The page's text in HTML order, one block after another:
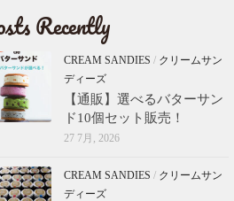
Recently
CREAM SANDIES / クリームサン
ディーズ
【通販】選べるバターサン
ド10個セット販売！
27 7月, 2026
CREAM SANDIES / クリームサン
ディーズ